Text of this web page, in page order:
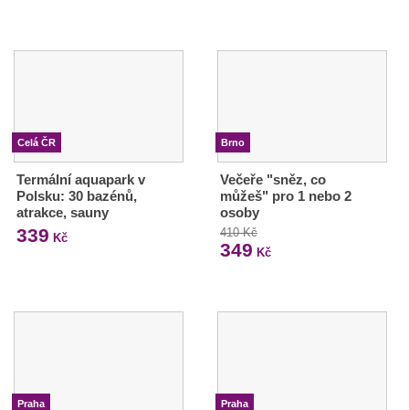
Celá ČR
Termální aquapark v
Polsku: 30 bazénů,
atrakce, sauny
339 Kč
Brno
Večeře "sněz, co
můžeš" pro 1 nebo 2
osoby
410 Kč
349 Kč
Praha Praha